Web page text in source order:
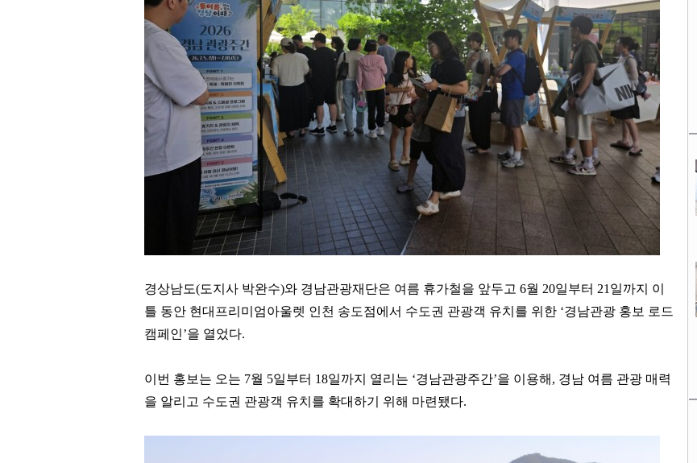
경상남도(도지사 박완수)와 경남관광재단은 여름 휴가철을 앞두고 6월 20일부터 21 일까지 이
틀 동안 현대프리미엄아울렛 인천 송도점에서 수도권 관광객 유치를 위한 ‘경남관광 홍보 로드
캠페인’을 열었다.
이번 홍보는 오는 7월 5일부터 18일까지 열리는 ‘경남관광주간’을 이용해 , 경남 여름 관광 매력
을 알리고 수도권 관광객 유치를 확대하기 위해 마련됐다.